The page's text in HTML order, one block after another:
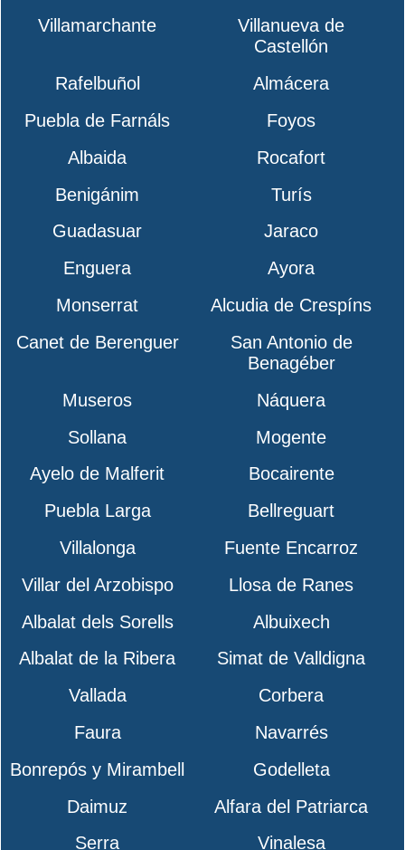
Villamarchante
Villanueva de
Castellón
Rafelbuñol
Almácera
Puebla de Farnáls
Foyos
Albaida
Rocafort
Benigánim
Turís
Guadasuar
Jaraco
Enguera
Ayora
Monserrat
Alcudia de Crespíns
Canet de Berenguer
San Antonio de
Benagéber
Museros
Náquera
Sollana
Mogente
Ayelo de Malferit
Bocairente
Puebla Larga
Bellreguart
Villalonga
Fuente Encarroz
Villar del Arzobispo
Llosa de Ranes
Albalat dels Sorells
Albuixech
Albalat de la Ribera
Simat de Valldigna
Vallada
Corbera
Faura
Navarrés
Bonrepós y Mirambell
Godelleta
Daimuz
Alfara del Patriarca
Serra
Vinalesa